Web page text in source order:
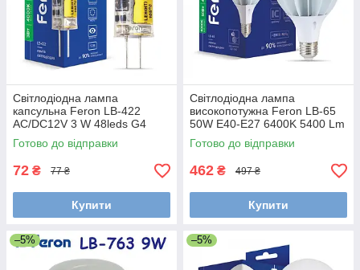
Світлодіодна лампа
капсульна Feron LB-422
AC/DC12V 3 W 48leds G4
2700 K 240 lm 12*37мм
Готово до відправки
72 ₴ 77 ₴
Купити
Світлодіодна лампа
високопотужна Feron LB-65
50W E40-E27 6400K 5400 Lm
для загального освітлення
138* 236мм
Готово до відправки
462 ₴ 497 ₴
Купити
–5% –5%